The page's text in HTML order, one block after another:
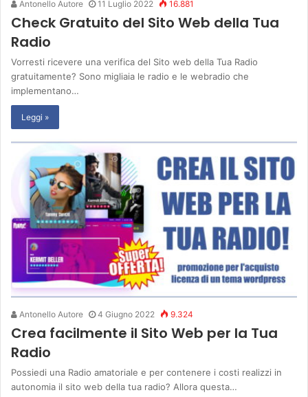
Antonello Autore 11 Luglio 2022 16.881
Check Gratuito del Sito Web della Tua
Radio
Vorresti ricevere una verifica del Sito web della Tua Radio
gratuitamente? Sono migliaia le radio e le webradio che
implementano…
Leggi »
Antonello Autore 4 Giugno 2022 9.324
Crea facilmente il Sito Web per la Tua
Radio
Possiedi una Radio amatoriale e per contenere i costi realizzi in
autonomia il sito web della tua radio? Allora questa…